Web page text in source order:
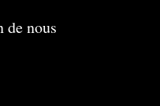
de nous